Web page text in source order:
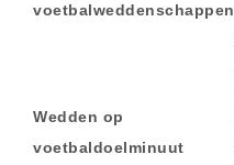
voetbalweddenschappen
Wedden op
voetbaldoelminuut